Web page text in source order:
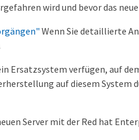
wird und bevor das
Wenn Sie detaillierte
Ersatzsystem verfügen, auf
auf diesem System
Server mit der Red hat